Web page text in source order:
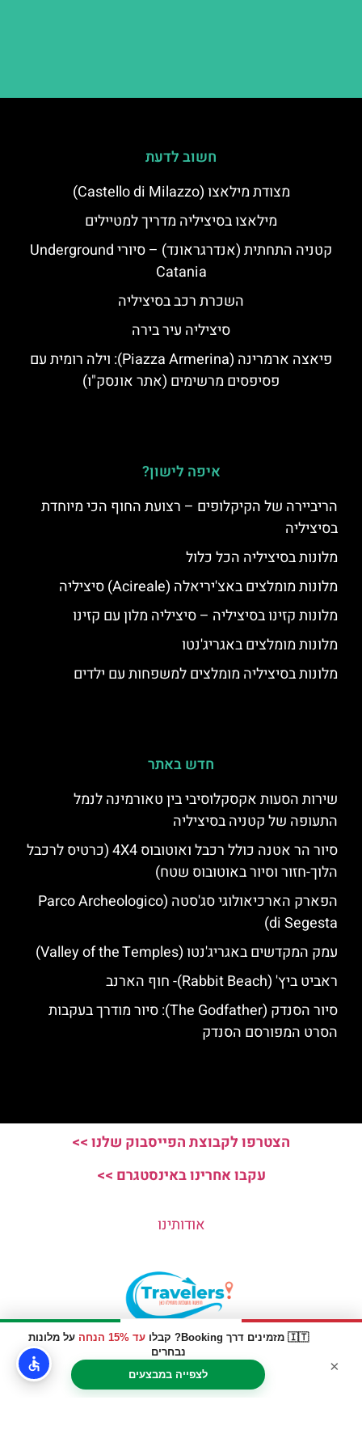
🇮🇹 מזמינים דרך Booking? קבלו עד 15% הנחה
על מלונות
נבחרים
לצפייה במבצעים
×
חשוב לדעת
מצודת מילאצו (Castello di Milazzo)
מילאצו בסיציליה מדריך למטיילים
קטניה התחתית (אנדרגראונד) – סיורי Underground
Catania
השכרת רכב בסיציליה
סיציליה עיר בירה
פיאצה ארמרינה (Piazza Armerina): וילה רומית עם
פסיפסים מרשימים (אתר אונסק"ו)
איפה לישון?
הריביירה של הקיקלופים – רצועת החוף הכי מיוחדת
בסיציליה
מלונות בסיציליה הכל כלול
מלונות מומלצים באצ'יריאלה (Acireale) סיציליה
מלונות קזינו בסיציליה – סיציליה מלון עם קזינו
מלונות מומלצים באגריג'נטו
מלונות בסיציליה מומלצים למשפחות עם ילדים
חדש באתר
שירות הסעות אקסקלוסיבי בין טאורמינה לנמל
התעופה של קטניה בסיציליה
סיור הר אטנה כולל רכבל ואוטובוס 4X4 (כרטיס לרכבל
הלוך-חזור וסיור באוטובוס שטח)
הפארק הארכיאולוגי סג'סטה (Parco Archeologico
di Segesta)
עמק המקדשים באגריג'נטו (Valley of the Temples)
ראביט ביץ' (Rabbit Beach)- חוף הארנב
סיור הסנדק (The Godfather): סיור מודרך בעקבות
הסרט המפורסם הסנדק
הצטרפו לקבוצת הפייסבוק שלנו >>
עקבו אחרינו באינסטגרם >>
אודותינו
האתר הינו אתר המלצות מטיילים © כל הזכויות שמורות לסוכנות
TRAVELERS.CO.IL